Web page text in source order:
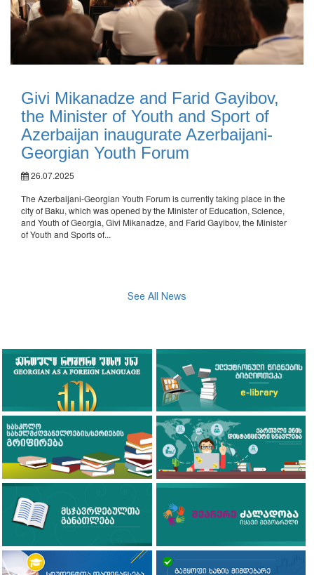
Givi Mikanadze and Farid Gayibov,
the Minister of Youth and Sport of
Azerbaijan inaugurate Azerbaijani-
Georgian Youth Forum
26.07.2025
The Azerbaijani-Georgian Youth Forum is currently taking place in the
city of Baku, which was opened by the Minister of Education, Science,
and Youth of Georgia, Givi Mikanadze, and Farid Gayibov, the Minister
of Youth and Sports of...
See All News